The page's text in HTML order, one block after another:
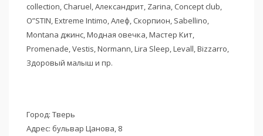
collection, Charuel, Александрит, Zarina, Concept club,
O”STIN, Extreme Intimo, Алеф, Скорпион, Sabellino,
Montana джинс, Модная овечка, Мастер Кит,
Promenade, Vestis, Normann, Lira Sleep, Levall, Bizzarro,
Здоровый малыш и пр.
Город: Тверь
Адрес: бульвар Цанова, 8